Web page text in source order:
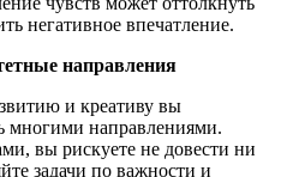
негативное впечатление.
направления
и креативу вы
многими направлениями.
вы рискуете не довести ни
задачи по важности и